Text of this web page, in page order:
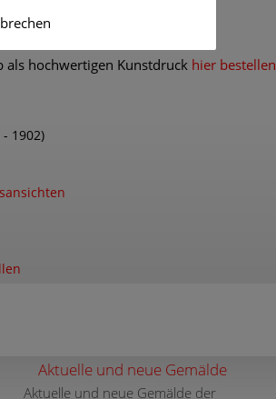
hochwertigen Kunstdruck hier bestellen
- 1902)
Aktuelle und neue Gemälde
Aktuelle und neue Gemälde der